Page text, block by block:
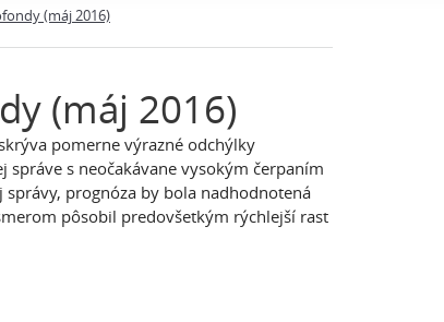
(máj 2016)
(máj 2016)
pomerne výrazné odchýlky
s neočakávane vysokým čerpaním
prognóza by bola nadhodnotená
pôsobil predovšetkým rýchlejší rast